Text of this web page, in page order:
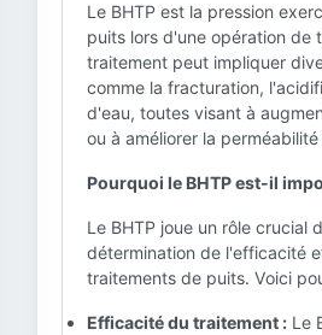
Le BHTP est la pression
puits lors d'une opération de
traitement peut impliquer
comme la fracturation,
d'eau, toutes visant à
ou à améliorer la
Pourquoi le BHTP est-il
Le BHTP joue un rôle crucial
détermination de l'efficacité
traitements de puits. Voici
Efficacité du traitement : Le